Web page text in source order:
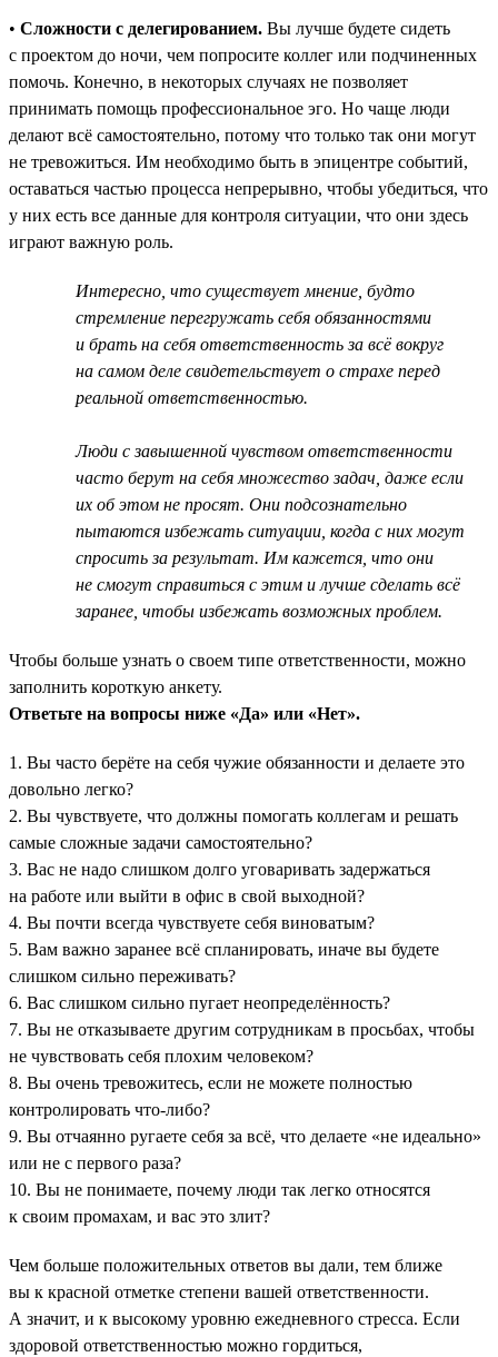
• Сложности с делегированием. Вы лучше будете сидеть
с проектом до ночи, чем попросите коллег или подчиненных
помочь. Конечно, в некоторых случаях не позволяет
принимать помощь профессиональное эго. Но чаще люди
делают всё самостоятельно, потому что только так они могут
не тревожиться. Им необходимо быть в эпицентре событий,
оставаться частью процесса непрерывно, чтобы убедиться, что
у них есть все данные для контроля ситуации, что они здесь
играют важную роль.
Интересно, что существует мнение, будто
стремление перегружать себя обязанностями
и брать на себя ответственность за всё вокруг
на самом деле свидетельствует о страхе перед
реальной ответственностью.
Люди с завышенной чувством ответственности
часто берут на себя множество задач, даже если
их об этом не просят. Они подсознательно
пытаются избежать ситуации, когда с них могут
спросить за результат. Им кажется, что они
не смогут справиться с этим и лучше сделать всё
заранее, чтобы избежать возможных проблем.
Чтобы больше узнать о своем типе ответственности, можно
заполнить короткую анкету.
Ответьте на вопросы ниже «Да» или «Нет».
1. Вы часто берёте на себя чужие обязанности и делаете это
довольно легко?
2. Вы чувствуете, что должны помогать коллегам и решать
самые сложные задачи самостоятельно?
3. Вас не надо слишком долго уговаривать задержаться
на работе или выйти в офис в свой выходной?
4. Вы почти всегда чувствуете себя виноватым?
5. Вам важно заранее всё спланировать, иначе вы будете
слишком сильно переживать?
6. Вас слишком сильно пугает неопределённость?
7. Вы не отказываете другим сотрудникам в просьбах, чтобы
не чувствовать себя плохим человеком?
8. Вы очень тревожитесь, если не можете полностью
контролировать что-либо?
9. Вы отчаянно ругаете себя за всё, что делаете «не идеально»
или не с первого раза?
10. Вы не понимаете, почему люди так легко относятся
к своим промахам, и вас это злит?
Чем больше положительных ответов вы дали, тем ближе
вы к красной отметке степени вашей ответственности.
А значит, и к высокому уровню ежедневного стресса. Если
здоровой ответственностью можно гордиться,